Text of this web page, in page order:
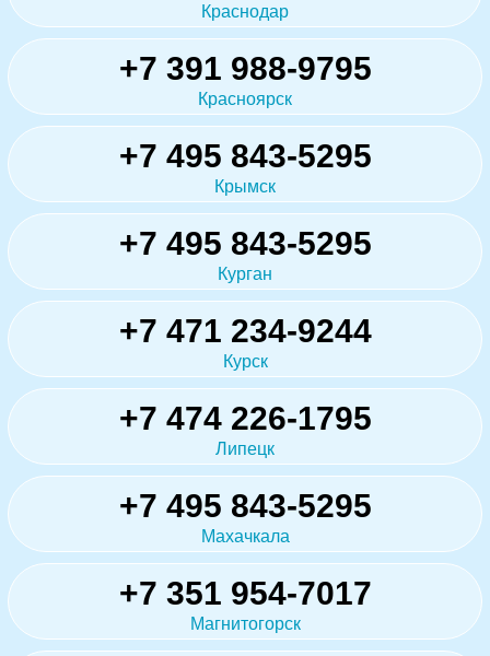
Краснодар
+7 391 988-9795
Красноярск
+7 495 843-5295
Крымск
+7 495 843-5295
Курган
+7 471 234-9244
Курск
+7 474 226-1795
Липецк
+7 495 843-5295
Махачкала
+7 351 954-7017
Магнитогорск